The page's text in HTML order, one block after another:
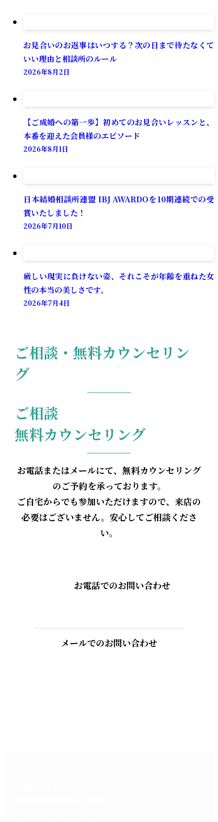
お見合いのお返事はいつする？次の日まで待たなくて
いい理由と相談所のルール
2026年8月2日
【ご成婚への第一歩】初めてのお見合いレッスンと、
本番を迎えた会員様のエピソード
2026年8月1日
日本結婚相談所連盟 IBJ AWARDOを10期連続での受
賞いたしました！
2026年7月10日
厳しい現実に負けない姿、それこそが年齢を重ねた女
性の本当の美しさです。
2026年7月4日
ご相談・無料カウンセリン
グ
ご相談
無料カウンセリング
お電話またはメールにて、無料カウンセリング
のご予約を承っております。
ご自宅からでも参加いただけますので、来店の
必要はございません。安心してご相談くださ
い。
お電話でのお問い合わせ
メールでのお問い合わせ